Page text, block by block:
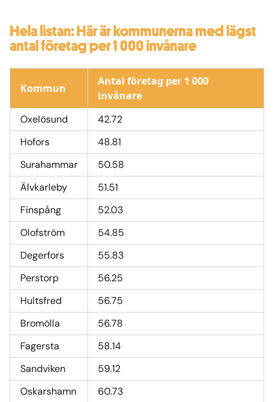
Hela listan: Här är kommunerna med lägst
antal företag per 1 000 invånare
Kommun
Antal företag per 1 000
invånare
Oxelösund
42.72
Hofors
48.81
Surahammar
50.58
Älvkarleby
51.51
Finspång
52.03
Olofström
54.85
Degerfors
55.83
Perstorp
56.25
Hultsfred
56.75
Bromölla
56.78
Fagersta
58.14
Sandviken
59.12
Oskarshamn
60.73